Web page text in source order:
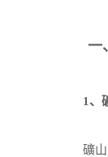
一、
1、礦
礦山方